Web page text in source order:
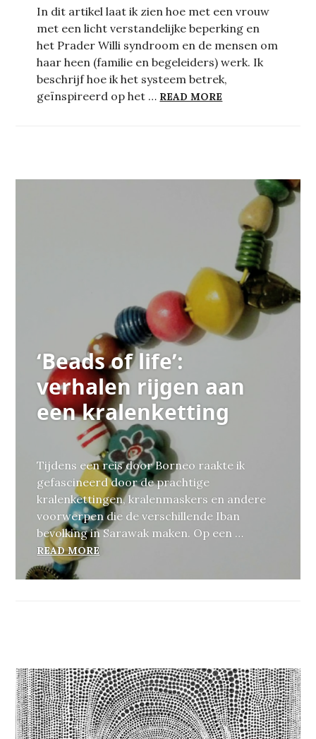
In dit artikel laat ik zien hoe met een vrouw
met een licht verstandelijke beperking en
het Prader Willi syndroom en de mensen om
haar heen (familie en begeleiders) werk. Ik
beschrijf hoe ik het systeem betrek,
geïnspireerd op het … READ MORE
‘Beads of life’:
verhalen rijgen aan
een kralenketting
Tijdens een reis door Borneo raakte ik
gefascineerd door de prachtige
kralenkettingen, kralenmaskers en andere
voorwerpen die de verschillende Iban
bevolking in Sarawak maken. Op een …
READ MORE